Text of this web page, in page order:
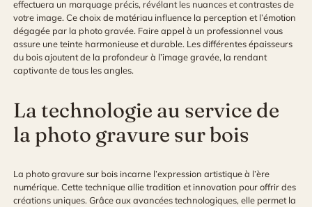
effectuera un marquage précis, révélant les nuances et contrastes de
votre image. Ce choix de matériau influence la perception et l’émotion
dégagée par la photo gravée. Faire appel à un professionnel vous
assure une teinte harmonieuse et durable. Les différentes épaisseurs
du bois ajoutent de la profondeur à l’image gravée, la rendant
captivante de tous les angles.
La technologie au service de
la photo gravure sur bois
La photo gravure sur bois incarne l’expression artistique à l’ère
numérique. Cette technique allie tradition et innovation pour offrir des
créations uniques. Grâce aux avancées technologiques, elle permet la